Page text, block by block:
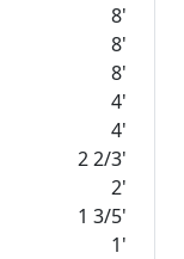
8'
8'
8'
4'
4'
2 2/3'
2'
1 3/5'
1'